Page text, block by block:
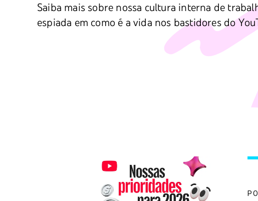
Saiba mais sobre nossa cultura interna de
espiada em como é a vida nos bastidores do